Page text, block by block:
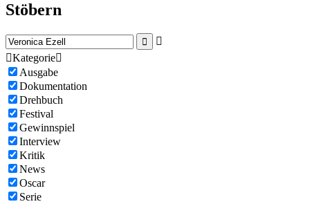
Stöbern


Kategorie
Ausgabe
Dokumentation
Drehbuch
Festival
Gewinnspiel
Interview
Kritik
News
Oscar
Serie